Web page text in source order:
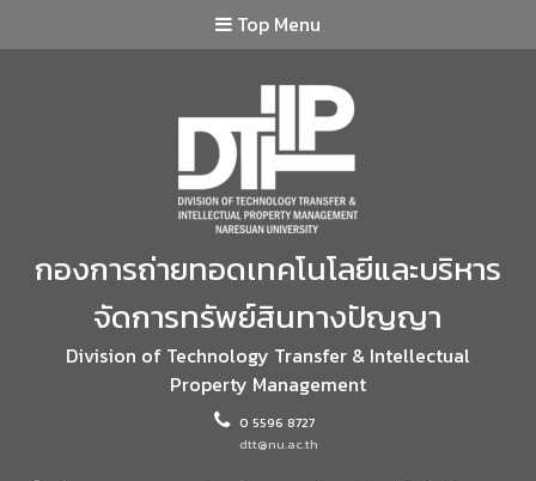
Top Menu
กองการถ่ายทอดเทคโนโลยีและบริหาร
จัดการทรัพย์สินทางปัญญา
Division of Technology Transfer & Intellectual
Property Management
0 5596 8727
dtt@nu.ac.th